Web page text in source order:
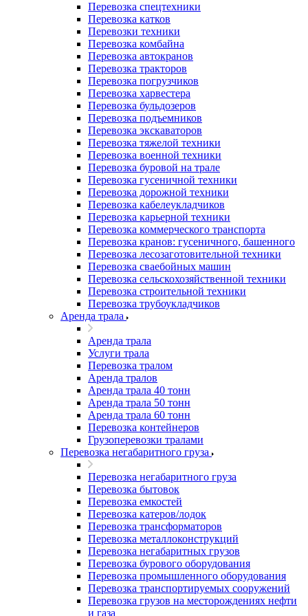
Перевозка спецтехники
Перевозка катков
Перевозки техники
Перевозка комбайна
Перевозка автокранов
Перевозка тракторов
Перевозка погрузчиков
Перевозка харвестера
Перевозка бульдозеров
Перевозка подъемников
Перевозка экскаваторов
Перевозка тяжелой техники
Перевозка военной техники
Перевозка буровой на трале
Перевозка гусеничной техники
Перевозка дорожной техники
Перевозка кабелеукладчиков
Перевозка карьерной техники
Перевозка коммерческого транспорта
Перевозка кранов: гусеничного, башенного
Перевозка лесозаготовительной техники
Перевозка сваебойных машин
Перевозка сельскохозяйственной техники
Перевозка строительной техники
Перевозка трубоукладчиков
Аренда трала
Аренда трала
Услуги трала
Перевозка тралом
Аренда тралов
Аренда трала 40 тонн
Аренда трала 50 тонн
Аренда трала 60 тонн
Перевозка контейнеров
Грузоперевозки тралами
Перевозка негабаритного груза
Перевозка негабаритного груза
Перевозка бытовок
Перевозка емкостей
Перевозка катеров/лодок
Перевозка трансформаторов
Перевозка металлоконструкций
Перевозка негабаритных грузов
Перевозка бурового оборудования
Перевозка промышленного оборудования
Перевозка транспортируемых сооружений
Перевозка грузов на месторождениях нефти
и газа